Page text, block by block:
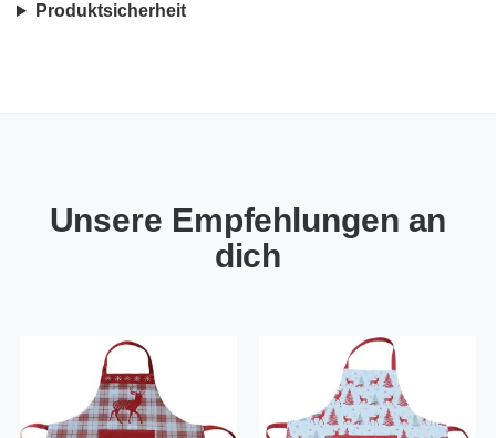
Produktsicherheit
Unsere Empfehlungen an
dich